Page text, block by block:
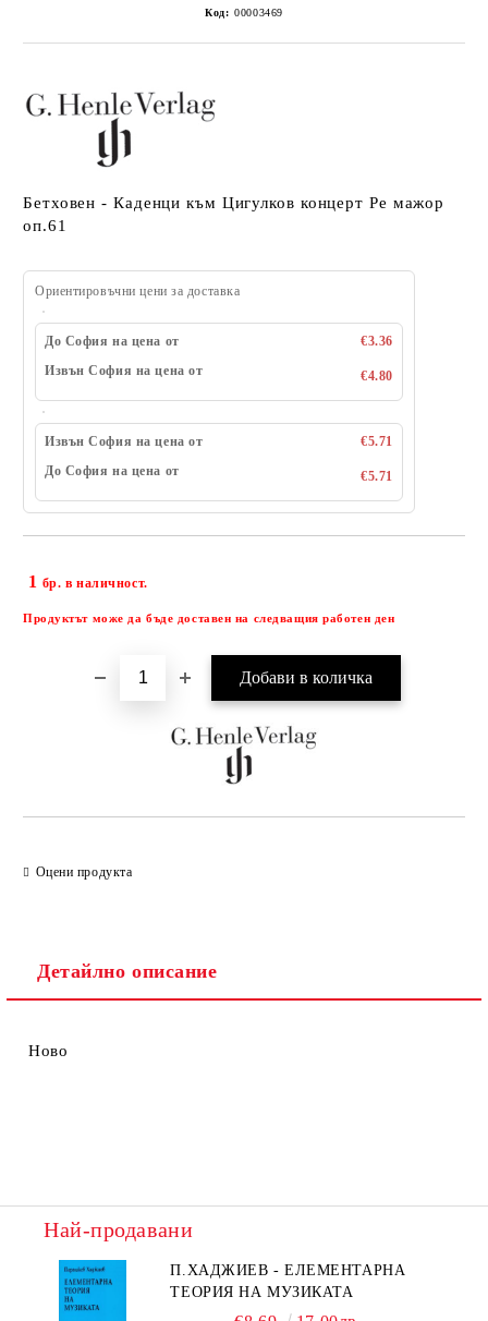
Код: 00003469
Бетховен - Каденци към Цигулков концерт Ре мажор
оп.61
Ориентировъчни цени за доставка
До София на цена от
€3.36
Извън София на цена от
€4.80
Извън София на цена от
€5.71
До София на цена от
€5.71
1 бр. в наличност.
Продуктът може да бъде доставен на следващия работен ден
Оцени продукта
Детайлно описание
Ново
Най-продавани
П.ХАДЖИЕВ - ЕЛЕМЕНТАРНА
ТЕОРИЯ НА МУЗИКАТА